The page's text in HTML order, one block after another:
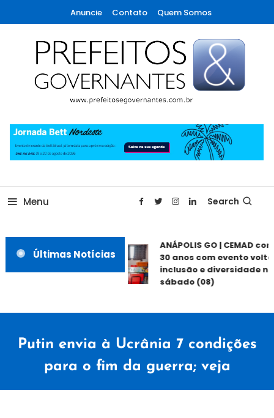
To
Content
Anuncie Contato Quem Somos
Prefeitos & Governantes
Menu Search
Últimas Notícias
ANÁPOLIS GO | CEMAD
30 anos com evento
inclusão e diversidade
sábado (08)
Putin envia à Ucrânia 7 condições
para o fim da guerra; veja